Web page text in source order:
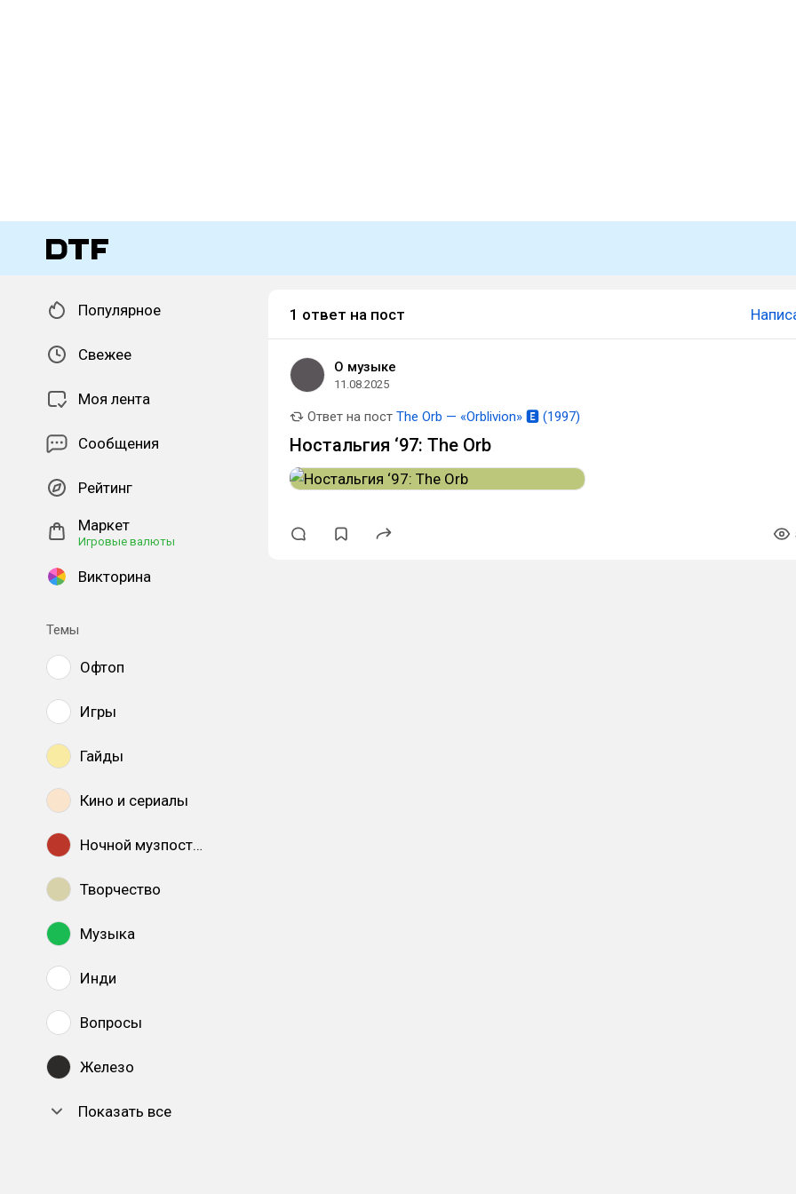
Популярное
Свежее
Моя лента
Сообщения
Рейтинг
Маркет
Игровые валюты
Викторина
Темы
Офтоп
Игры
Гайды
Кино и сериалы
Ночной музпостинг
Творчество
Музыка
Инди
Вопросы
Железо
Показать все
1 ответ на пост
О музыке
11.08.2025
Ответ на пост The Orb — «Orblivion» 🅴 (1997)
Ностальгия ‘97: The Orb